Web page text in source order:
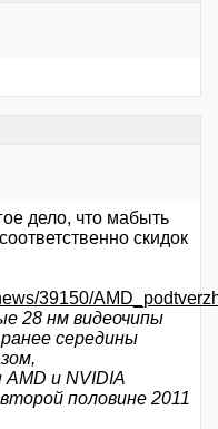
дело, что мабыть
скидок
39150/
28 нм видеочипы
середины
и NVIDIA
половине 2011